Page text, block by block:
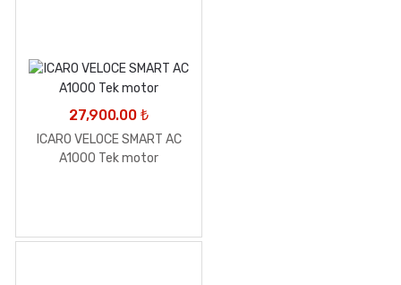
27,900.00 ₺
ICARO VELOCE SMART AC
A1000 Tek motor